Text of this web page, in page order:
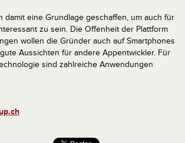
damit eine Grundlage geschaffen, um auch für
zu sein. Die Offenheit der Plattform
wollen die Gründer auch auf Smartphones
Aussichten für andere Appentwickler. Für
sind zahlreiche Anwendungen